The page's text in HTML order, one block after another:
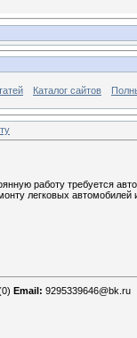
Каталог сайтов
работу требуется
легковых автомобилей
Email: 9295339646@bk.ru